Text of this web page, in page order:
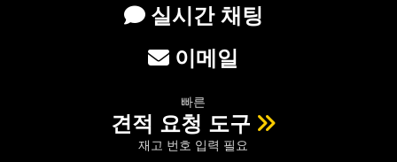
실시간 채팅
이메일
빠른
견적 요청 도구
재고 번호 입력 필요